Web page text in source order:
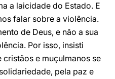
a laicidade do Estado. E
falar sobre a violência.
de Deus, e não a sua
Por isso, insisti
e muçulmanos se
pela paz e